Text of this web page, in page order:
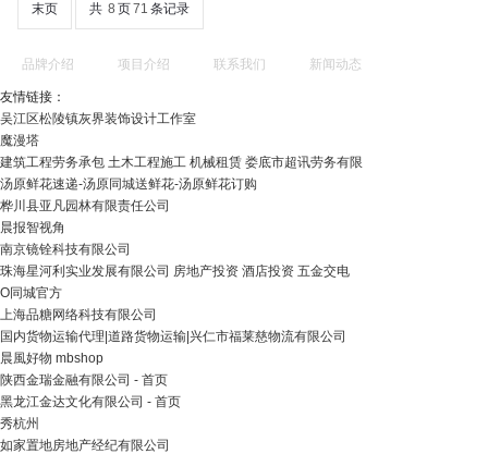
末页 共 8 页71 条记录
品牌介绍 项目介绍 联系我们 新闻动态
友情链接：
吴江区松陵镇灰界装饰设计工作室
魔漫塔
建筑工程劳务承包 土木工程施工 机械租赁 娄底市超讯劳务有限
汤原鲜花速递-汤原同城送鲜花-汤原鲜花订购
桦川县亚凡园林有限责任公司
晨报智视角
南京镜铨科技有限公司
珠海星河利实业发展有限公司 房地产投资 酒店投资 五金交电
O同城官方
上海品糖网络科技有限公司
国内货物运输代理|道路货物运输|兴仁市福莱慈物流有限公司
晨風好物 mbshop
陕西金瑞金融有限公司 - 首页
黑龙江金达文化有限公司 - 首页
秀杭州
如家置地房地产经纪有限公司